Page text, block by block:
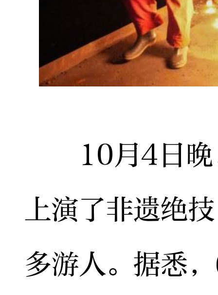
10月4日晚
上演了非遗绝
多游人。据悉